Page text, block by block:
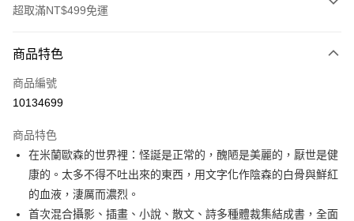
超取滿NT$499免運
信用卡一次付款
運送方式
付款後全家取貨
每筆NT$60，滿NT$499(含以上)免運費
付款後7-11取貨
每筆NT$60，滿NT$499(含以上)免運費
商品特色
商品編號
10134699
商品特色
在米蘭歐森的世界裡：怪誕是正常的，醜陋是美麗的，厭世是健
康的。太多不得不吐出來的東西，用文字化作陰森的白骨與鮮紅
的血液，淒厲而濃烈。
首次混合攝影、插畫、小說、散文、詩多種體裁集結成書，全面